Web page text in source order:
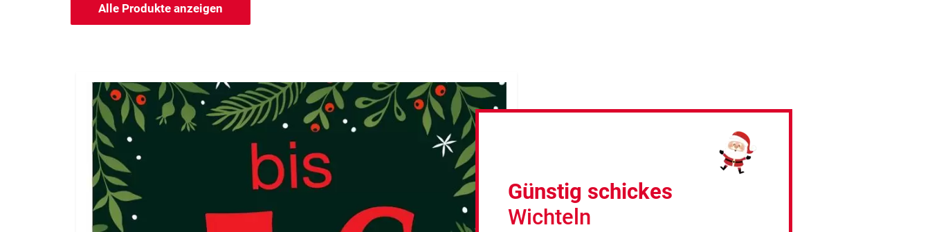
Alle Produkte anzeigen
Günstig schickes
Wichteln